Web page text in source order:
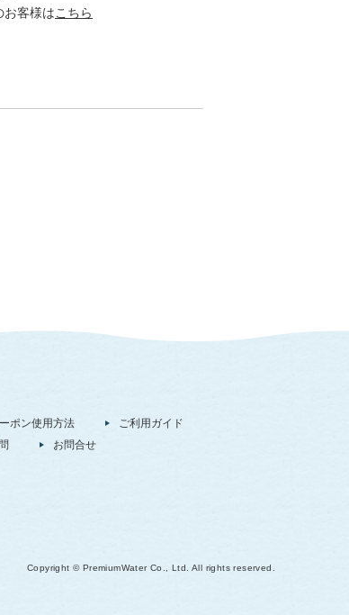
お客様はこちら
ポン使用方法
ご利用ガイド
お問合せ
Copyright © PremiumWater Co., Ltd. All rights reserved.